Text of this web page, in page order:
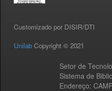
Customizado por DISIR/DTI
Unilab Copyright © 2021
Setor de
Sistema de
Endereço: